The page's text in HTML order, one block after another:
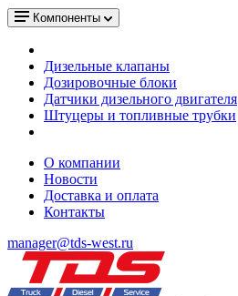
Компоненты
Дизельные клапаны
Дозировочные блоки
Датчики дизельного двигателя
Штуцеры и топливные трубки
О компании
Новости
Доставка и оплата
Контакты
manager@tds-west.ru